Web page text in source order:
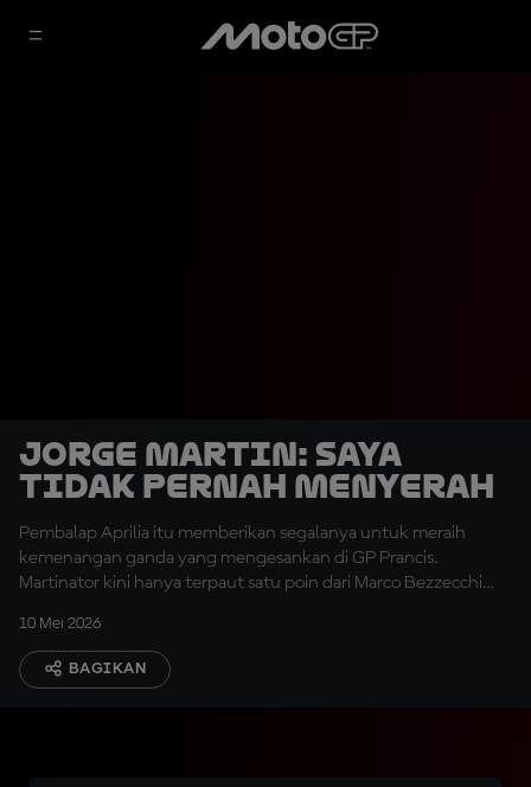
Jorge Martin: Saya
Tidak Pernah Menyerah
Pembalap Aprilia itu memberikan segalanya untuk meraih
kemenangan ganda yang mengesankan di GP Prancis.
Martinator kini hanya terpaut satu poin dari Marco Bezzecchi
10 Mei 2026
BAGIKAN